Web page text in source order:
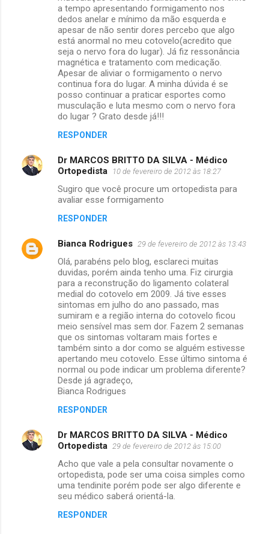
a tempo apresentando formigamento nos
dedos anelar e mínimo da mão esquerda e
apesar de não sentir dores percebo que algo
está anormal no meu cotovelo(acredito que
seja o nervo fora do lugar). Já fiz ressonância
magnética e tratamento com medicação.
Apesar de aliviar o formigamento o nervo
continua fora do lugar. A minha dúvida é se
posso continuar a praticar esportes como
musculação e luta mesmo com o nervo fora
do lugar ? Grato desde já!!!
RESPONDER
Dr MARCOS BRITTO DA SILVA - Médico
Ortopedista
10 de fevereiro de 2012 às 18:27
Sugiro que você procure um ortopedista para
avaliar esse formigamento
RESPONDER
Bianca Rodrigues 29 de fevereiro de 2012 às 13:43
Olá, parabéns pelo blog, esclareci muitas
duvidas, porém ainda tenho uma. Fiz cirurgia
para a reconstrução do ligamento colateral
medial do cotovelo em 2009. Já tive esses
sintomas em julho do ano passado, mas
sumiram e a região interna do cotovelo ficou
meio sensível mas sem dor. Fazem 2 semanas
que os sintomas voltaram mais fortes e
também sinto a dor como se alguém estivesse
apertando meu cotovelo. Esse último sintoma é
normal ou pode indicar um problema diferente?
Desde já agradeço,
Bianca Rodrigues
RESPONDER
Dr MARCOS BRITTO DA SILVA - Médico
Ortopedista 29 de fevereiro de 2012 às 15:00
Acho que vale a pela consultar novamente o
ortopedista, pode ser uma coisa simples como
uma tendinite porém pode ser algo diferente e
seu médico saberá orientá-la.
RESPONDER